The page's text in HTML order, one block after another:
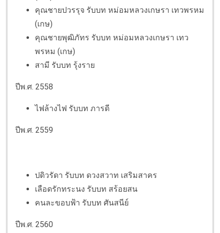
คุณชายปวรรุจ รับบท หม่อมหลวงเกษรา เทวพรหม
(เกษ)
คุณชายพุฒิภัทร รับบท หม่อมหลวงเกษรา เทว
พรหม (เกษ)
สามี รับบท รุ้งราย
ปีพ.ศ. 2558
ไฟล้างไฟ รับบท ภารดี
ปีพ.ศ. 2559
ปดิวรัดา รับบท ดวงสวาท เสริมสาคร
เลือดรักทระนง รับบท สร้อยสน
คนละขอบฟ้า รับบท ศันสนีย์
ปีพ.ศ. 2560